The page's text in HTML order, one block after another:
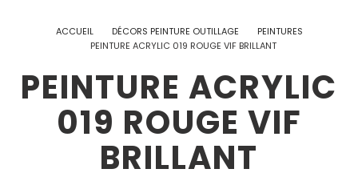
ACCUEIL DÉCORS PEINTURE OUTILLAGE
PEINTURES
PEINTURE ACRYLIC 019 ROUGE VIF BRILLANT
PEINTURE ACRYLIC
019 ROUGE VIF
BRILLANT